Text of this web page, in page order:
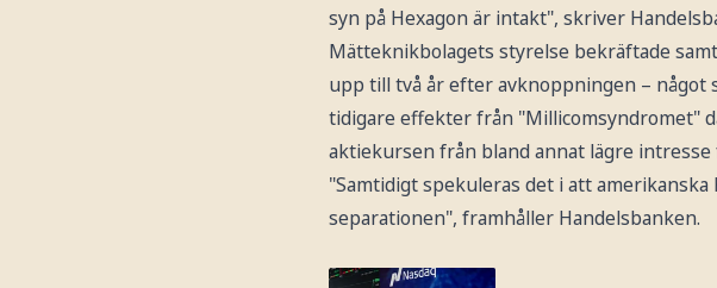
syn på Hexagon är intakt", skriver
Mätteknikbolagets styrelse bekräftade
upp till två år efter avknoppningen – något
tidigare effekter från "Millicomsyndromet"
aktiekursen från bland annat lägre
"Samtidigt spekuleras det i att
separationen", framhåller Handelsbanken.